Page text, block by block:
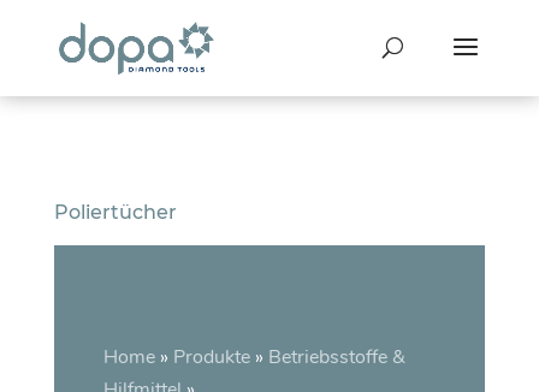
Poliertücher
Home » Produkte » Betriebsstoffe &